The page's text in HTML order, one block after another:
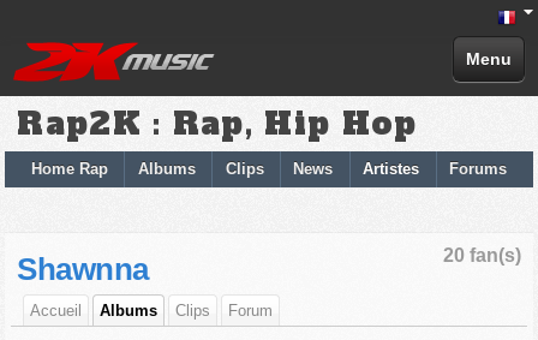
Menu
Rap2K : Rap, Hip Hop
Home Rap Albums Clips News Artistes Forums
20 fan(s)
Shawnna
Accueil Albums Clips Forum